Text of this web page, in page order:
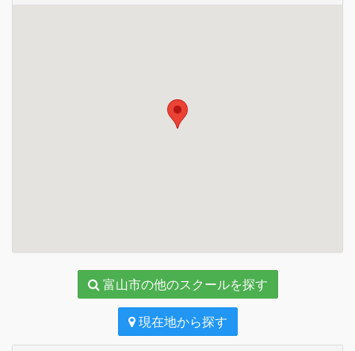
富山市の他のスクールを探す
現在地から探す